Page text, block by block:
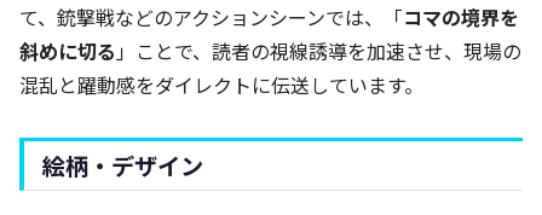
て、銃撃戦などのアクションシーンでは、「コマの境界を
斜めに切る」ことで、読者の視線誘導を加速させ、現場の
混乱と躍動感をダイレクトに伝送しています。
絵柄・デザイン